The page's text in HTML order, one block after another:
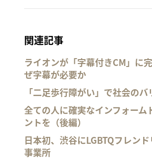
関連記事
ライオンが「字幕付きCM」に
ぜ字幕が必要か
「二足歩行障がい」で社会の
全ての人に確実なインフォーム
ントを（後編）
日本初、渋谷にLGBTQフレン
事業所